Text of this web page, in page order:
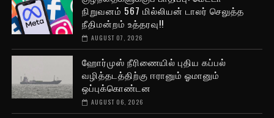
நிறுவனம் 567 மில்லியன் டாலர் செலுத்த
நீதிமன்றம் உத்தரவு!!
AUGUST 07, 2026
ஹோர்முஸ் நீரிணையில் புதிய கப்பல்
வழித்தடத்திற்கு ஈரானும் ஓமானும்
ஒப்புக்கொண்டன
AUGUST 06, 2026